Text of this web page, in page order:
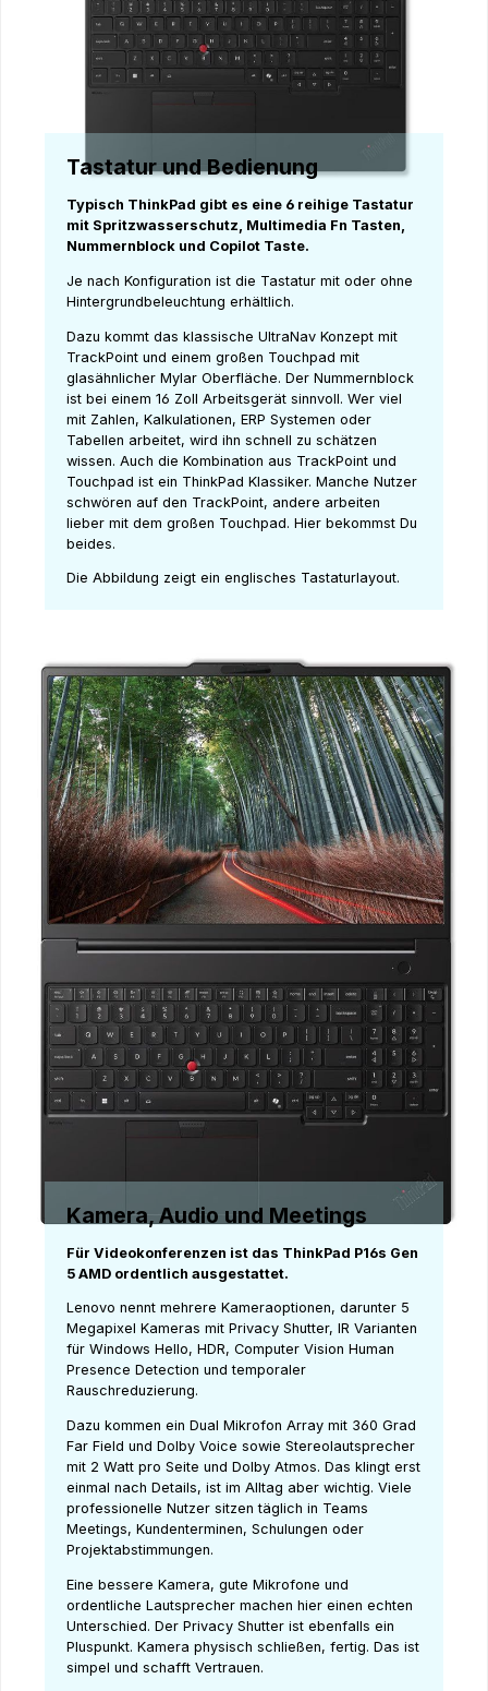
Tastatur und Bedienung
Typisch ThinkPad gibt es eine 6 reihige Tastatur
mit Spritzwasserschutz, Multimedia Fn Tasten,
Nummernblock und Copilot Taste.
Je nach Konfiguration ist die Tastatur mit oder ohne
Hintergrundbeleuchtung erhältlich.
Dazu kommt das klassische UltraNav Konzept mit
TrackPoint und einem großen Touchpad mit
glasähnlicher Mylar Oberfläche. Der Nummernblock
ist bei einem 16 Zoll Arbeitsgerät sinnvoll. Wer viel
mit Zahlen, Kalkulationen, ERP Systemen oder
Tabellen arbeitet, wird ihn schnell zu schätzen
wissen. Auch die Kombination aus TrackPoint und
Touchpad ist ein ThinkPad Klassiker. Manche Nutzer
schwören auf den TrackPoint, andere arbeiten
lieber mit dem großen Touchpad. Hier bekommst Du
beides.
Die Abbildung zeigt ein englisches Tastaturlayout.
Kamera, Audio und Meetings
Für Videokonferenzen ist das ThinkPad P16s Gen
5 AMD ordentlich ausgestattet.
Lenovo nennt mehrere Kameraoptionen, darunter 5
Megapixel Kameras mit Privacy Shutter, IR Varianten
für Windows Hello, HDR, Computer Vision Human
Presence Detection und temporaler
Rauschreduzierung.
Dazu kommen ein Dual Mikrofon Array mit 360 Grad
Far Field und Dolby Voice sowie Stereolautsprecher
mit 2 Watt pro Seite und Dolby Atmos. Das klingt erst
einmal nach Details, ist im Alltag aber wichtig. Viele
professionelle Nutzer sitzen täglich in Teams
Meetings, Kundenterminen, Schulungen oder
Projektabstimmungen.
Eine bessere Kamera, gute Mikrofone und
ordentliche Lautsprecher machen hier einen echten
Unterschied. Der Privacy Shutter ist ebenfalls ein
Pluspunkt. Kamera physisch schließen, fertig. Das ist
simpel und schafft Vertrauen.